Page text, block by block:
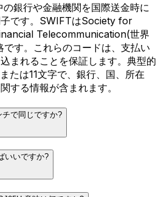
銀行や金融機関を国際送金時に
です。SWIFTはSociety for
Telecommunication(世界
す。これらのコードは、支払い
まれることを保証します。典型的
たは11文字で、銀行、国、所在
する情報が含まれます。
で同じですか?
いいですか?